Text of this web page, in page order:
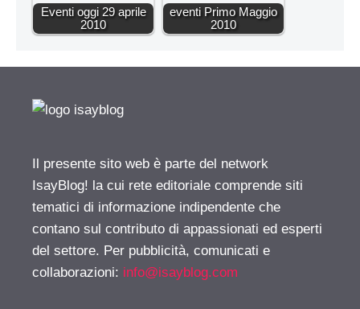
Eventi oggi 29 aprile
2010
eventi Primo Maggio
2010
Il presente sito web è parte del network
IsayBlog! la cui rete editoriale comprende siti
tematici di informazione indipendente che
contano sul contributo di appassionati ed esperti
del settore. Per pubblicità, comunicati e
collaborazioni: info@isayblog.com